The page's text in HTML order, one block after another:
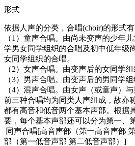
形式
依据人声的分类，合唱(choir)的形式有
（1）童声合唱。由尚未变声的少年
学男女同学组织的合唱及初中低年级
女同学组织的合唱。
（2）女声合唱。由变声后的女同学组
（3）男声合唱。由变声后的男同学组
（4）混声合唱。由女声（或童声）
前三种合唱均为同类人声组成，故亦
都有高音和低音两个基本声部。根据
要，每个基本声部还可以分为第一、
同声合唱[高音声部（第一高音声部
部（第一低音声部 第二低音声部）]